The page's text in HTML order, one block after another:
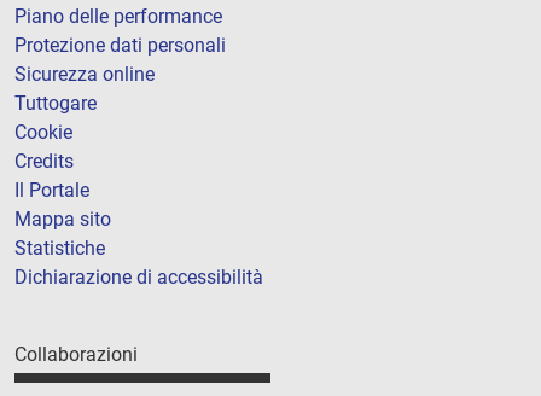
Piano delle performance
Protezione dati personali
Sicurezza online
Tuttogare
Cookie
Credits
Il Portale
Mappa sito
Statistiche
Dichiarazione di accessibilità
Collaborazioni